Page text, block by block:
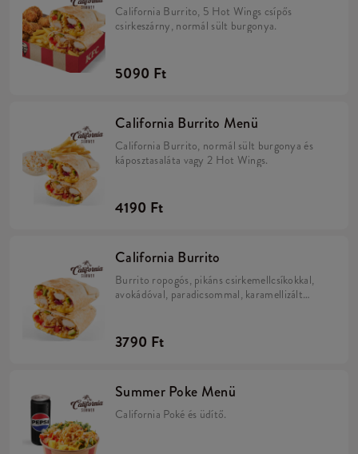
California Burrito, 5 Hot Wings csípős
csirkeszárny, normál sült burgonya.
5090 Ft
California Burrito Menü
California Burrito, normál sült burgonya és
káposztasaláta vagy 2 Hot Wings.
4190 Ft
California Burrito
Burrito ropogós, pikáns csirkemellcsíkokkal,
avokádóval, paradicsommal, karamellizált
3790 Ft
Summer Poke Menü
California Poké és üdítő.